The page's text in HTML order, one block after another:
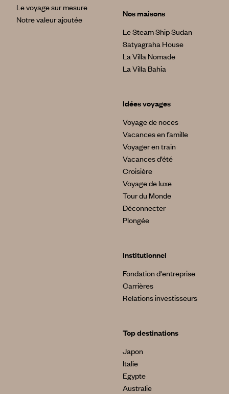
Le voyage sur mesure
Notre valeur ajoutée
Nos maisons
Le Steam Ship Sudan
Satyagraha House
La Villa Nomade
La Villa Bahia
Idées voyages
Voyage de noces
Vacances en famille
Voyager en train
Vacances d’été
Croisière
Voyage de luxe
Tour du Monde
Déconnecter
Plongée
Institutionnel
Fondation d'entreprise
Carrières
Relations investisseurs
Top destinations
Japon
Italie
Egypte
Australie